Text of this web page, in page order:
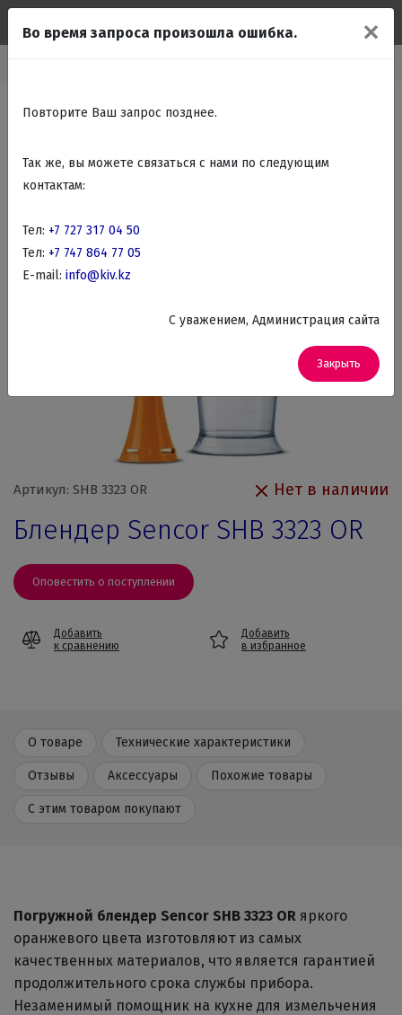
Артикул: SHB 3323 OR Нет в наличии
Блендер Sencor SHB 3323 OR
Оповестить о поступлении
Добавить
к сравнению
Добавить
в избранное
О товаре Технические характеристики
Отзывы Аксессуары Похожие товары
С этим товаром покупают
Погружной блендер Sencor SHB 3323 OR яркого
оранжевого цвета изготовляют из самых
качественных материалов, что является гарантией
продолжительного срока службы прибора.
Незаменимый помощник на кухне для измельчения
✕
Во время запроса произошла ошибка.
Повторите Ваш запрос позднее.
Так же, вы можете связаться с нами по следующим
контактам:
Тел: +7 727 317 04 50
Тел: +7 747 864 77 05
E-mail: info@kiv.kz
C уважением, Администрация сайта
Закрыть